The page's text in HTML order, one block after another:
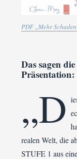
PDF „Mehr
Das sagen
Präsentation:
„D
realen Welt, die
STUFE 1 aus